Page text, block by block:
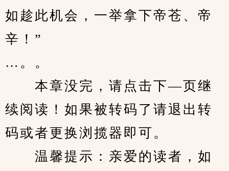
如趁此机会，一举拿下帝苍、帝
辛！”
…。。
本章没完，请点击下—页继
续阅读！如果被转码了请退出转
码或者更换浏揽器即可。
温馨提示：亲爱的读者，如